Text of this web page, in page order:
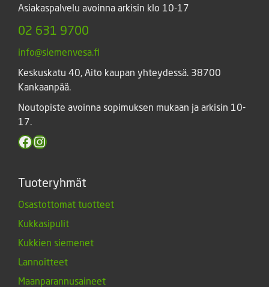
Asiakaspalvelu avoinna arkisin klo 10-17
02 631 9700
info@siemenvesa.fi
Keskuskatu 40, Aito kaupan yhteydessä. 38700
Kankaanpää.
Noutopiste avoinna sopimuksen mukaan ja arkisin 10-
17.
Facebook
Instagram
Tuoteryhmät
Osastottomat tuotteet
Kukkasipulit
Kukkien siemenet
Lannoitteet
Maanparannusaineet